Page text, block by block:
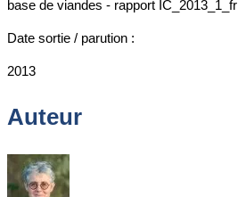
base de viandes - rapport IC_2013_1_fr
Date sortie / parution :
2013
Auteur